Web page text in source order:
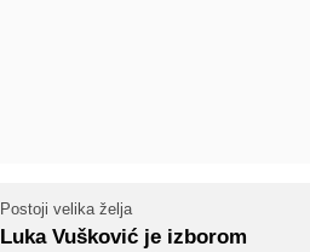
Postoji velika želja
Luka Vušković je izborom